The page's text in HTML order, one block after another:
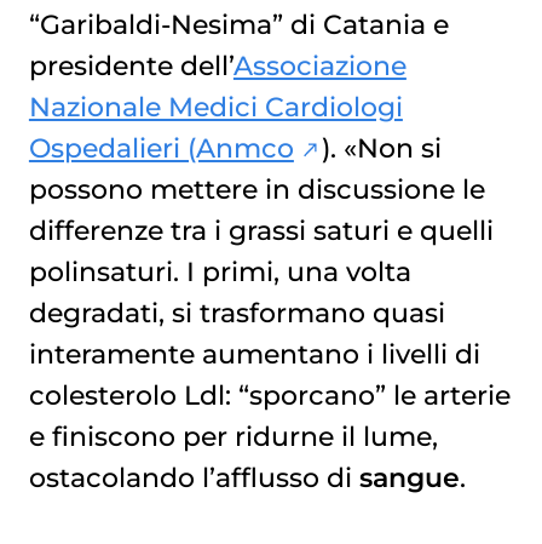
“Garibaldi-Nesima” di Catania e
presidente dell’Associazione
Nazionale Medici Cardiologi
Ospedalieri (Anmco
). «Non si
possono mettere in discussione le
differenze tra i grassi saturi e quelli
polinsaturi. I primi, una volta
degradati, si trasformano quasi
interamente aumentano i livelli di
colesterolo Ldl: “sporcano” le arterie
e finiscono per ridurne il lume,
ostacolando l’afflusso di sangue.